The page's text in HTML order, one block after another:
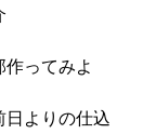
作ってみよ
よりの仕込